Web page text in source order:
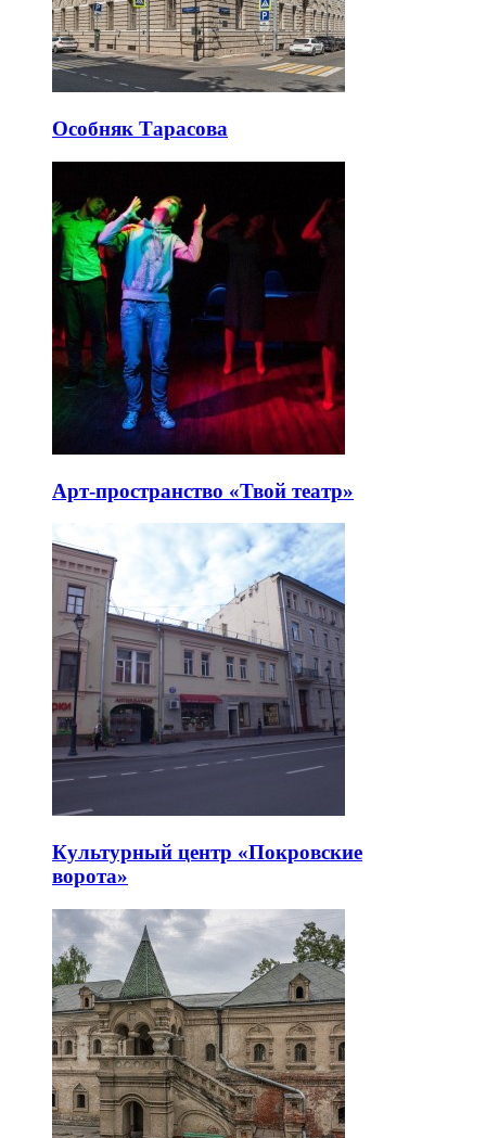
Особняк Тарасова
Арт-пространство «Твой театр»
Культурный центр «Покровские
ворота»